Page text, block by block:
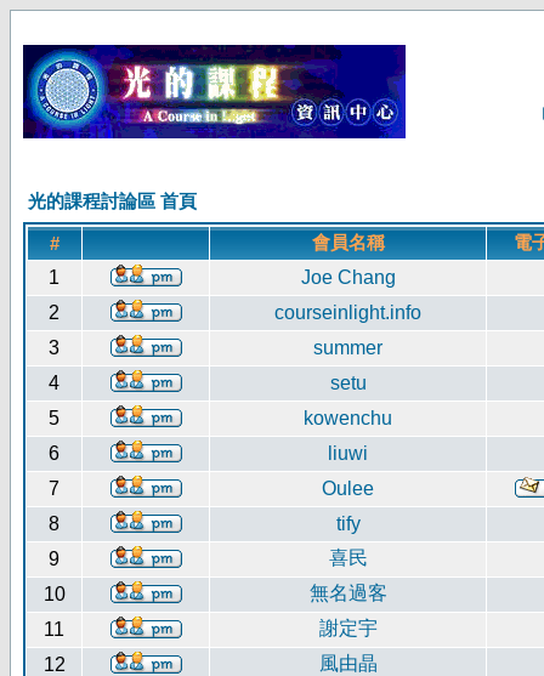
光的課程討論區 首頁
# 會員名稱
電
1
Joe Chang
2
courseinlight.info
3
summer
4
setu
5
kowenchu
6
liuwi
7
Oulee
8
tify
9
喜民
10
無名過客
11
謝定宇
12
風由晶